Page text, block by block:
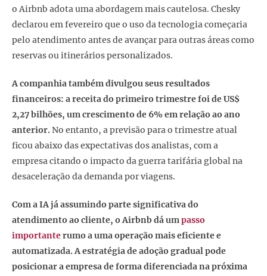
o Airbnb adota uma abordagem mais cautelosa. Chesky
declarou em fevereiro que o uso da tecnologia começaria
pelo atendimento antes de avançar para outras áreas como
reservas ou itinerários personalizados.
A companhia também divulgou seus resultados
financeiros: a receita do primeiro trimestre foi de US$
2,27 bilhões, um crescimento de 6% em relação ao ano
anterior.No entanto, a previsão para o trimestre atual
ficou abaixo das expectativas dos analistas, com a
empresa citando o impacto da guerra tarifária global na
desaceleração da demanda por viagens.
Com a IA já assumindo parte significativa do
atendimento ao cliente, o Airbnb dá umpasso
importanterumo a uma operação mais eficiente e
automatizada. A estratégia de adoção gradual pode
posicionar a empresa de forma diferenciada na próxima